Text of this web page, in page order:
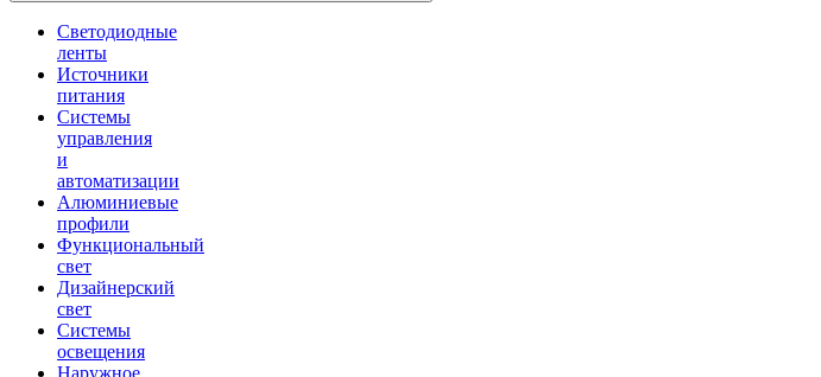
Светодиодные
ленты
Источники
питания
Системы
управления
и
автоматизации
Алюминиевые
профили
Функциональный
свет
Дизайнерский
свет
Системы
освещения
Наружное